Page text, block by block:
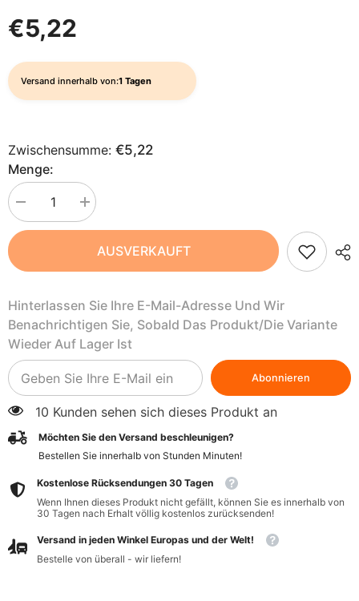
€5,22
Versand innerhalb von:1 Tagen
Zwischensumme: €5,22
Menge:
verringern
für
Weizengrasgetränk
750
RABENHORST
Menge
erhöhen
für
BIO
Weizengrasgetränk
RABENHORST
AUSVERKAUFT
Hinterlassen Sie Ihre E-Mail-Adresse Und Wir
Benachrichtigen Sie, Sobald Das Produkt/die Variante
Wieder Auf Lager Ist
Abonnieren
10 Kunden sehen sich dieses Produkt an
Möchten Sie den Versand beschleunigen?
Bestellen Sie innerhalb von Stunden Minuten!
Kostenlose Rücksendungen 30 Tagen
Wenn Ihnen dieses Produkt nicht gefällt, können Sie es innerhalb von
30 Tagen nach Erhalt völlig kostenlos zurücksenden!
Versand in jeden Winkel Europas und der Welt!
Bestelle von überall - wir liefern!